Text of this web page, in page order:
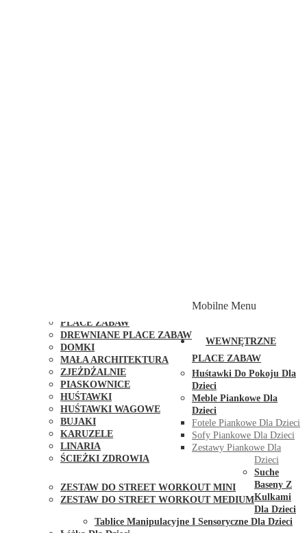
PLACE ZABAW
DREWNIANE PLACE ZABAW
DOMKI
MAŁA ARCHITEKTURA
ZJEŻDŻALNIE
PIASKOWNICE
HUŚTAWKI
HUŚTAWKI WAGOWE
BUJAKI
KARUZELE
LINARIA
ŚCIEŻKI ZDROWIA
ZESTAW DO STREET WORKOUT MINI
ZESTAW DO STREET WORKOUT MEDIUM
Mobilne Menu
WEWNĘTRZNE
PLACE ZABAW
Huśtawki Do Pokoju Dla
Dzieci
Meble Piankowe Dla
Dzieci
Fotele Piankowe Dla Dzieci
Sofy Piankowe Dla Dzieci
Zestawy Piankowe Dla
Dzieci
Suche
Baseny Z
Kulkami
Dla Dzieci
Tablice Manipulacyjne I Sensoryczne Dla Dzieci